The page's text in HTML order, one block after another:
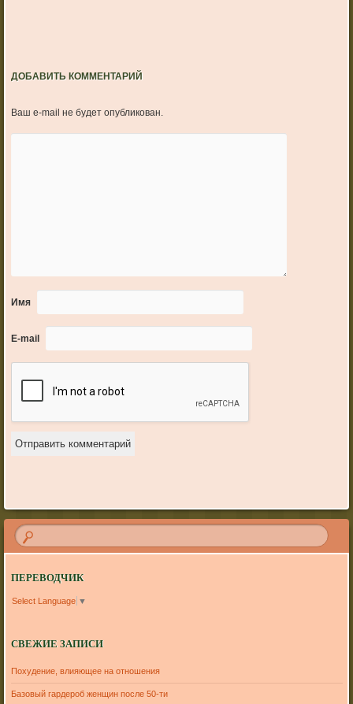
ДОБАВИТЬ КОММЕНТАРИЙ
Ваш e-mail не будет опубликован.
Имя
E-mail
ПЕРЕВОДЧИК
Select Language ▼
СВЕЖИЕ ЗАПИСИ
Похудение, влияющее на отношения
Базовый гардероб женщин после 50-ти